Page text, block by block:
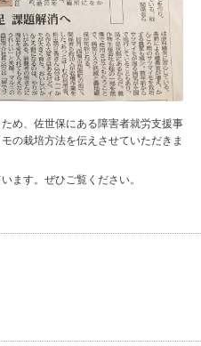
め、佐世保にある障害者就労支援事
の栽培方法を伝えさせていただきま
ます。ぜひご覧ください。